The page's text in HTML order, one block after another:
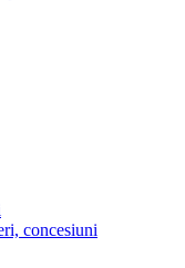
concesiuni